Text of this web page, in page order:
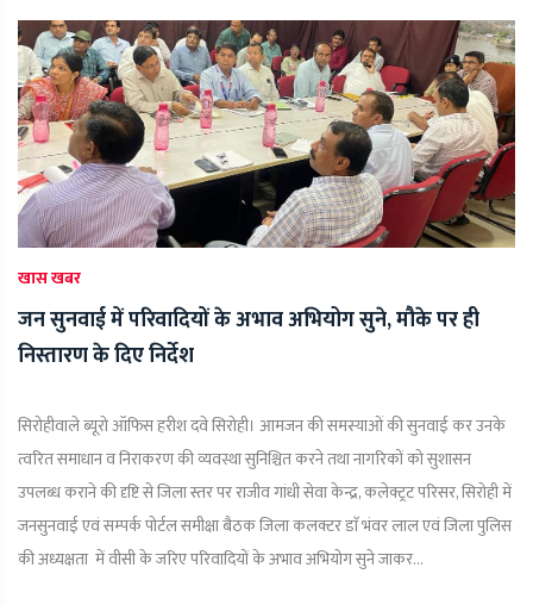
खास खबर
जन सुनवाई में परिवादियों के अभाव अभियोग सुने, मौके पर ही
निस्तारण के दिए निर्देश
सिरोहीवाले ब्यूरो ऑफिस हरीश दवे सिरोही। आमजन की समस्याओं की सुनवाई कर उनके
त्वरित समाधान व निराकरण की व्यवस्था सुनिश्चित करने तथा नागरिकों को सुशासन
उपलब्ध कराने की दृष्टि से जिला स्तर पर राजीव गांधी सेवा केन्द्र, कलेक्ट्रट परिसर, सिरोही में
जनसुनवाई एवं सम्पर्क पोर्टल समीक्षा बैठक जिला कलक्टर डाॅ भंवर लाल एवं जिला पुलिस
की अध्यक्षता में वीसी के जरिए परिवादियों के अभाव अभियोग सुने जाकर...